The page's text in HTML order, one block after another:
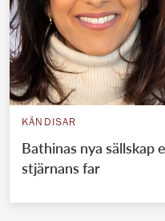
KÄNDISAR
Bathinas nya sällskap
stjärnans far